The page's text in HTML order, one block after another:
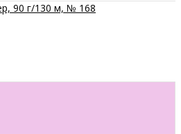
90 г/130 м, № 168